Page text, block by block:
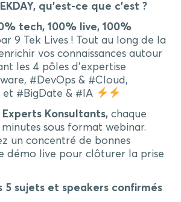
qu’est-ce que c’est ?
tech, 100% live, 100%
9 Tek Lives ! Tout au long de la
vos connaissances autour
les 4 pôles d’expertise
#DevOps & #Cloud,
#BigDate & #IA
Experts Konsultants, chaque
minutes sous format webinar.
un concentré de bonnes
démo live pour clôturer la prise
5 sujets et speakers confirmés